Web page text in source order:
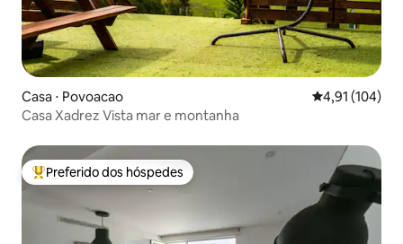
Casa ⋅ Povoacao 4,91 de uma
4,91 (104)
Casa Xadrez Vista mar e montanha
Entre os melhores preferidos dos hóspedes
Preferido dos hóspedes